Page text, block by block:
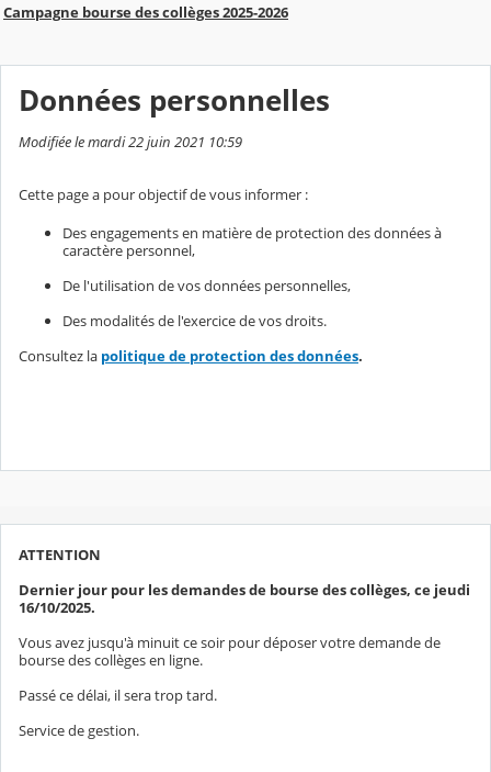
Campagne bourse des collèges 2025-2026
Données personnelles
Modifiée le mardi 22 juin 2021 10:59
Cette page a pour objectif de vous informer :
Des engagements en matière de protection des données à
caractère personnel,
De l'utilisation de vos données personnelles,
Des modalités de l'exercice de vos droits.
Consultez la politique de protection des données.
ATTENTION
Dernier jour pour les demandes de bourse des collèges, ce jeudi
16/10/2025.
Vous avez jusqu'à minuit ce soir pour déposer votre demande de
bourse des collèges en ligne.
Passé ce délai, il sera trop tard.
Service de gestion.